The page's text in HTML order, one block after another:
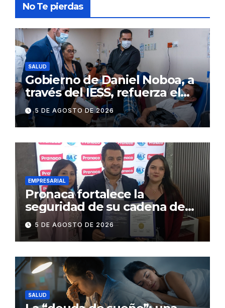
No Te pierdas
SALUD
Gobierno de Daniel Noboa, a
través del IESS, refuerza el
abastecimiento de insulina
en 86 establecimientos de
salud
5 DE AGOSTO DE 2026
EMPRESARIAL
Pronaca fortalece la
seguridad de su cadena de
suministro con certificación
BASC en dos plantas
5 DE AGOSTO DE 2026
SALUD